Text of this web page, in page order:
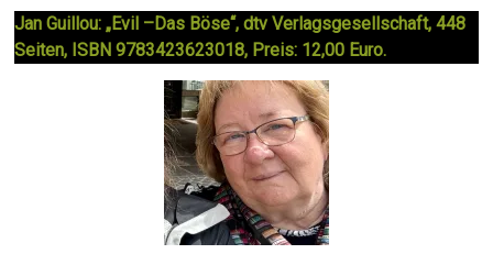
Jan Guillou: „Evil –Das Böse“, dtv Verlagsgesellschaft, 448
Seiten, ISBN 9783423623018, Preis: 12,00 Euro.